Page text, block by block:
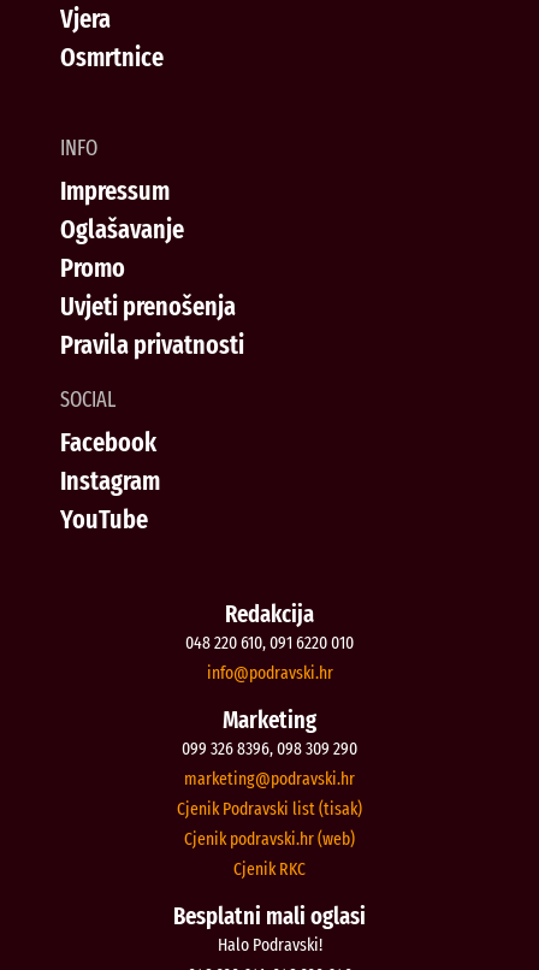
Vjera
Osmrtnice
INFO
Impressum
Oglašavanje
Promo
Uvjeti prenošenja
Pravila privatnosti
SOCIAL
Facebook
Instagram
YouTube
Redakcija
048 220 610, 091 6220 010
rh.iksvardop
@ofni
Marketing
099 326 8396, 098 309 290
rh.iksvardop
@gnitekram
Cjenik Podravski list (tisak)
Cjenik podravski.hr (web)
Cjenik RKC
Besplatni mali oglasi
Halo Podravski!